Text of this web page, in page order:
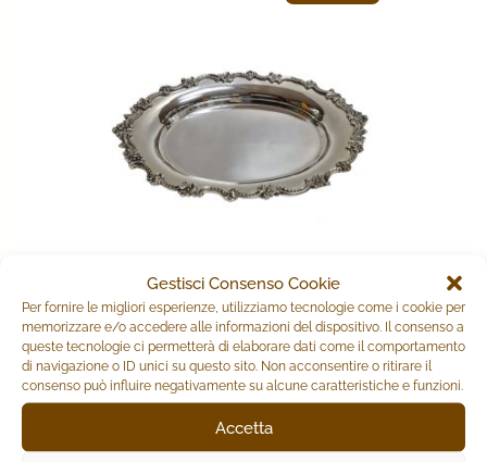
Gestisci Consenso Cookie
Per fornire le migliori esperienze, utilizziamo tecnologie come i cookie per
memorizzare e/o accedere alle informazioni del dispositivo. Il consenso a
queste tecnologie ci permetterà di elaborare dati come il comportamento
di navigazione o ID unici su questo sito. Non acconsentire o ritirare il
consenso può influire negativamente su alcune caratteristiche e funzioni.
Accetta
VASSOIO OVALE
210,00€ Il
prezzo
originale
era:
210,00€.
160,00€Il
prezzo
attuale
160,00€.
AGGIUNGI AL CARRELLO